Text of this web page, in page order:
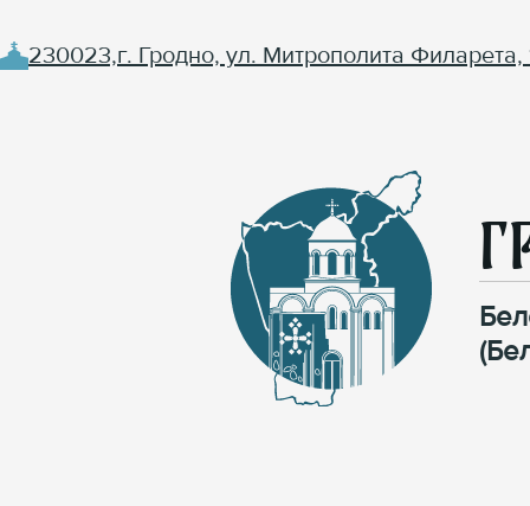
230023,г. Гродно, ул. Митрополита Филарета,